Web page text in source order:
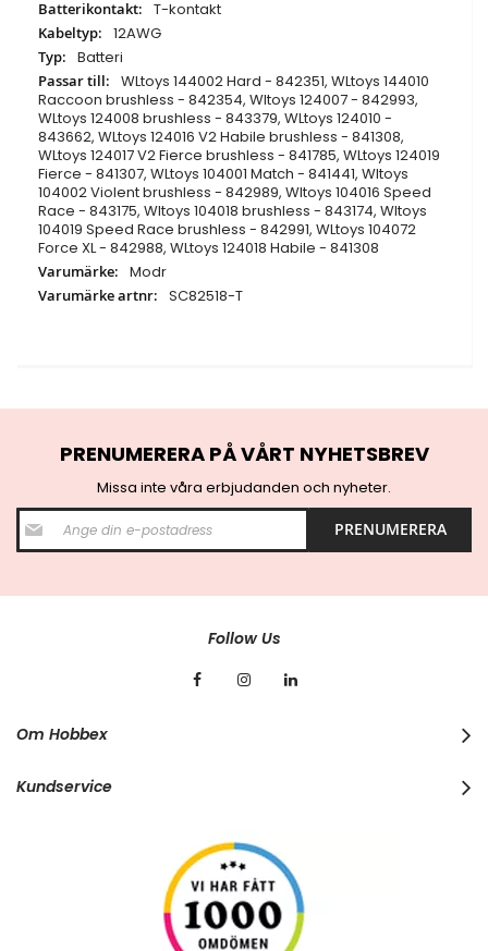
T-kontakt
12AWG
Batteri
WLtoys 144002 Hard - 842351, WLtoys 144010
Raccoon brushless - 842354, Wltoys 124007 - 842993,
WLtoys 124008 brushless - 843379, WLtoys 124010 -
843662, WLtoys 124016 V2 Habile brushless - 841308,
WLtoys 124017 V2 Fierce brushless - 841785, WLtoys 124019
Fierce - 841307, WLtoys 104001 Match - 841441, Wltoys
104002 Violent brushless - 842989, Wltoys 104016 Speed
Race - 843175, Wltoys 104018 brushless - 843174, Wltoys
104019 Speed Race brushless - 842991, WLtoys 104072
Force XL - 842988, WLtoys 124018 Habile - 841308
Modr
SC82518-T
PRENUMERERA PÅ VÅRT NYHETSBREV
Missa inte våra erbjudanden och nyheter.
S
i
g
e
r
:
PRENUMERERA
Follow Us
Om Hobbex
Kundservice